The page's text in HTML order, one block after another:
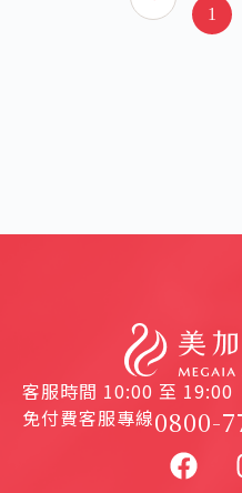
1
客服時間 10:00 至 19:00
免付費客服專線0800-